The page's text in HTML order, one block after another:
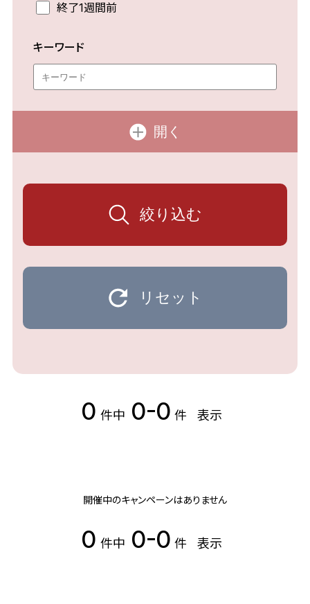
終了1週間前
キーワード
開く
絞り込む
リセット
0 件中 0-0 件 表示
開催中のキャンペーンはありません
0 件中 0-0 件 表示